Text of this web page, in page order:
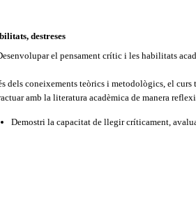
destreses
el pensament crític i les habilitats
dels coneixements teòrics i metodològics, el
amb la literatura acadèmica de manera
Demostri la capacitat de llegir críticament,